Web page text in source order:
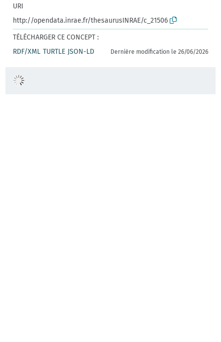
URI
http://opendata.inrae.fr/thesaurusINRAE/c_21506
TÉLÉCHARGER CE CONCEPT :
RDF/XML TURTLE JSON-LD Dernière modification le 26/06/2026